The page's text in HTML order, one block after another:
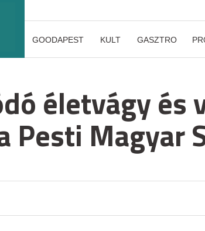
GOODAPEST KULT GASZTRO
életvágy és
Pesti Magyar